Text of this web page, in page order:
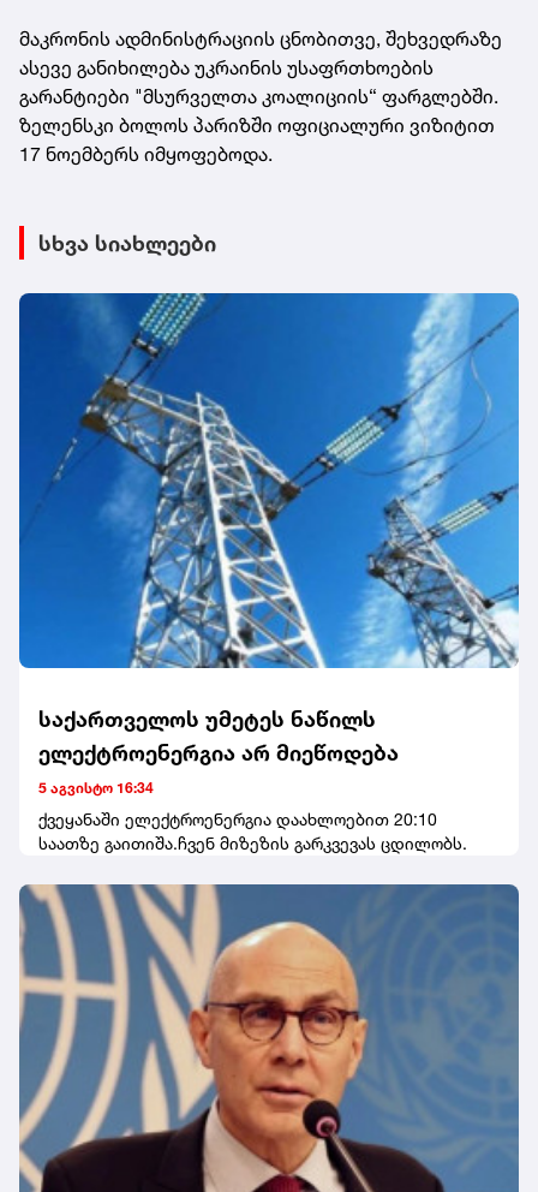
მაკრონის ადმინისტრაციის ცნობითვე, შეხვედრაზე
ასევე განიხილება უკრაინის უსაფრთხოების
გარანტიები "მსურველთა კოალიციის“ ფარგლებში.
ზელენსკი ბოლოს პარიზში ოფიციალური ვიზიტით
17 ნოემბერს იმყოფებოდა.
სხვა სიახლეები
საქართველოს უმეტეს ნაწილს
ელექტროენერგია არ მიეწოდება
5 აგვისტო 16:34
ქვეყანაში ელექტროენერგია დაახლოებით 20:10
საათზე გაითიშა.ჩვენ მიზეზის გარკვევას ცდილობს.